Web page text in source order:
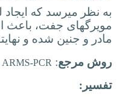
به نظر ميرسد که ايجاد
مويرگهای جفت، باعث
مادر و جنين شده و
روش مرجع:
ARMS-PCR
تفسیر: